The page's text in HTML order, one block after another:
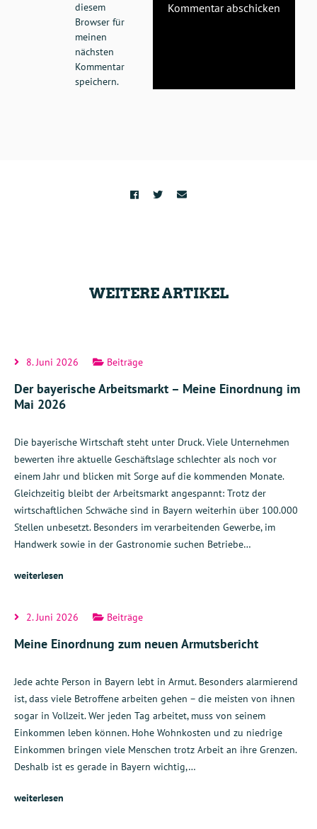
diesem
Browser für
meinen
nächsten
Kommentar
speichern.
WEITERE ARTIKEL
8. Juni 2026 Beiträge
Der bayerische Arbeitsmarkt – Meine Einordnung im
Mai 2026
Die bayerische Wirtschaft steht unter Druck. Viele Unternehmen
bewerten ihre aktuelle Geschäftslage schlechter als noch vor
einem Jahr und blicken mit Sorge auf die kommenden Monate.
Gleichzeitig bleibt der Arbeitsmarkt angespannt: Trotz der
wirtschaftlichen Schwäche sind in Bayern weiterhin über 100.000
Stellen unbesetzt. Besonders im verarbeitenden Gewerbe, im
Handwerk sowie in der Gastronomie suchen Betriebe…
weiterlesen
2. Juni 2026 Beiträge
Meine Einordnung zum neuen Armutsbericht
Jede achte Person in Bayern lebt in Armut. Besonders alarmierend
ist, dass viele Betroffene arbeiten gehen – die meisten von ihnen
sogar in Vollzeit. Wer jeden Tag arbeitet, muss von seinem
Einkommen leben können. Hohe Wohnkosten und zu niedrige
Einkommen bringen viele Menschen trotz Arbeit an ihre Grenzen.
Deshalb ist es gerade in Bayern wichtig,…
weiterlesen